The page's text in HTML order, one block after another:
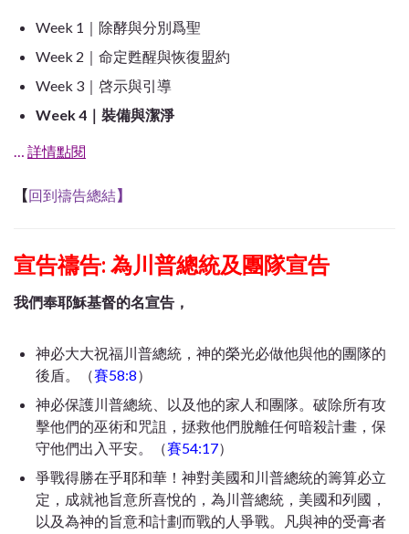
Week 1｜除酵與分別爲聖
Week 2｜命定甦醒與恢復盟約
Week 3｜啓示與引導
Week 4｜裝備與潔淨
詳情點閱
【回到禱告總結】
宣告禱告: 為川普總統及團隊宣告
我們奉耶穌基督的名宣告，
神必大大祝福川普總統，神的榮光必做他與他的團隊的
後盾。（賽58:8）
神必保護川普總統、以及他的家人和團隊。破除所有攻
擊他們的巫術和咒詛，拯救他們脫離任何暗殺計畫，保
守他們出入平安。（賽54:17）
爭戰得勝在乎耶和華！神對美國和川普總統的籌算必立
定，成就祂旨意所喜悅的，為川普總統，美國和列國，
以及為神的旨意和計劃而戰的人爭戰。凡與神的受膏者